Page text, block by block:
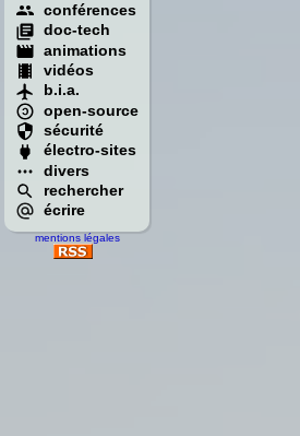
conférences
doc-tech
animations
vidéos
b.i.a.
open-source
sécurité
électro-sites
divers
rechercher
écrire
mentions légales